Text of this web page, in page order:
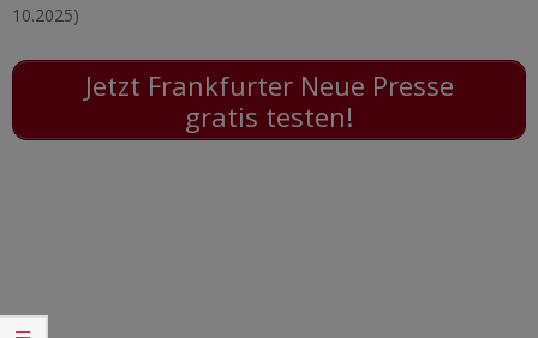
10.2025)
Jetzt Frankfurter Neue Presse
gratis testen!